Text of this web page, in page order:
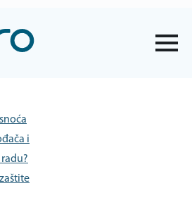
na gradilištu:
odgovornosti
i